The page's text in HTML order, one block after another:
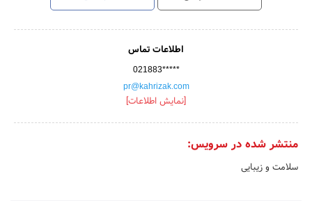
اطلاعات تماس
021883*****
pr@kahrizak.com
[نمایش اطلاعات]
منتشر شده در سرویس:
سلامت و زیبایی